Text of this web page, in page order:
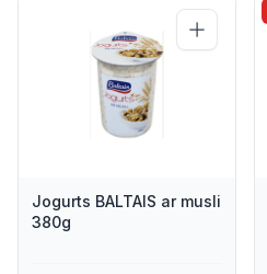
Jogurts BALTAIS ar musli
380g